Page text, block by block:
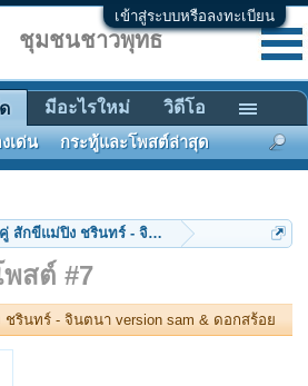
เข้าสู่ระบบหรือลงทะเบียน
คู่ สักขีแม่ปิง ชรินทร์ - จินตนา version sam & ด
สต์ #7
รินทร์ - จินตนา version sam & ดอกสร้อย
ชุมชนชาวพุทธ
งเด่น กระทู้และโพสต์ล่าสุด
มีอะไรใหม่ วิดีโอ